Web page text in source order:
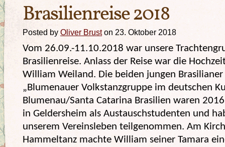
Brasilienreise 2018
Posted by Oliver Bruston 23. Oktober 2018
Vom 26.09.-11.10.2018 war unsere
Brasilienreise. Anlass der Reise war die
William Weiland. Die beiden jungen
„Blumenauer Volkstanzgruppe im deutschen
Blumenau/Santa Catarina Brasilien waren
in Geldersheim als Austauschstudenten und
unserem Vereinsleben teilgenommen. Am
Hammeltanz machte William seiner Tamara